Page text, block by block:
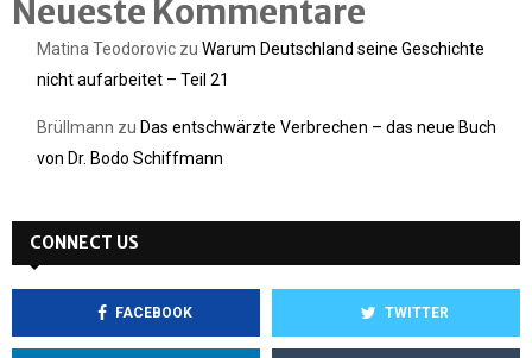
Neueste Kommentare
Matina Teodorovic zu Warum Deutschland seine Geschichte
nicht aufarbeitet – Teil 21
Brüllmann zu Das entschwärzte Verbrechen – das neue Buch
von Dr. Bodo Schiffmann
CONNECT US
FACEBOOK TWITTER